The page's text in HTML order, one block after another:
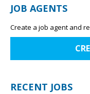
JOB AGENTS
Create a job agent and
RECENT JOBS